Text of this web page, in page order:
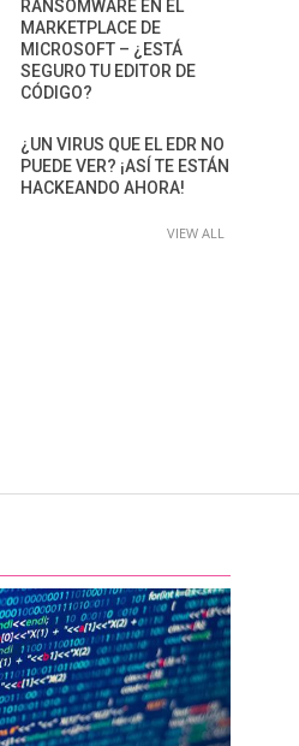
RANSOMWARE EN EL
MARKETPLACE DE
MICROSOFT – ¿ESTÁ
SEGURO TU EDITOR DE
CÓDIGO?
¿UN VIRUS QUE EL EDR NO
PUEDE VER? ¡ASÍ TE ESTÁN
HACKEANDO AHORA!
VIEW ALL